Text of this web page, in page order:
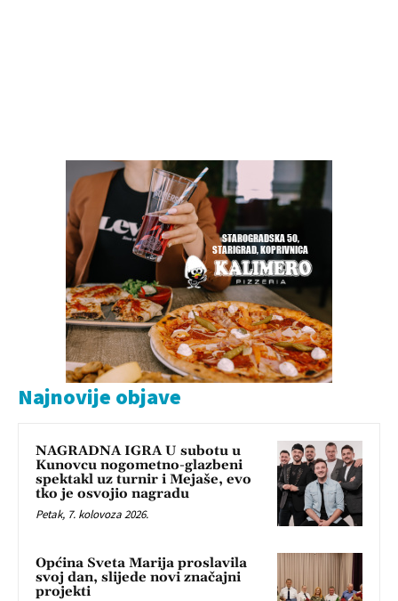
Najnovije objave
NAGRADNA IGRA U subotu u
Kunovcu nogometno-glazbeni
spektakl uz turnir i Mejaše, evo
tko je osvojio nagradu
Petak, 7. kolovoza 2026.
Općina Sveta Marija proslavila
svoj dan, slijede novi značajni
projekti